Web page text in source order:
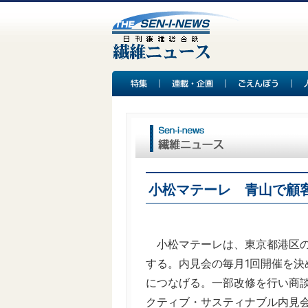
小松マテーレ 青山で顧
小松マテーレは、東京都港区
する。内見会の毎月1回開催を
につなげる。一部改修を行い商
クティブ・サスティナブル内見